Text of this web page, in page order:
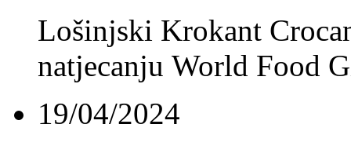
Lošinjski Krokant
natjecanju World Food
19/04/2024